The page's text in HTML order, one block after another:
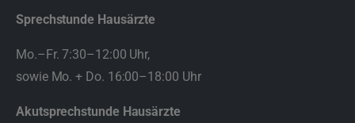
Sprechstunde Hausärzte
Mo.–Fr. 7:30–12:00 Uhr,
sowie Mo. + Do. 16:00–18:00 Uhr
Akutsprechstunde Hausärzte